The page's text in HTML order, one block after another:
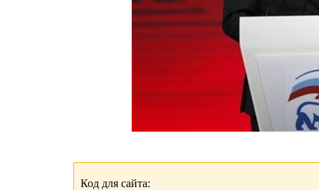
Код для сайта: